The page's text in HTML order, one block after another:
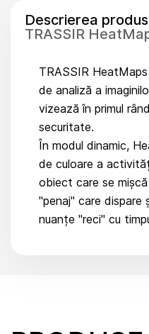
Descrierea
TRASSIR
TRASSIR
de analiză a
vizează în primul
securitate.
În modul dinamic,
de culoare a
obiect care se
"penaj" care dispare
nuanțe "reci" cu